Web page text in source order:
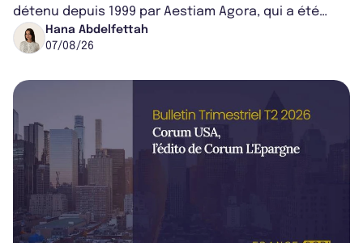
détenu depuis 1999 par Aestiam Agora, qui a été
cédé avec une plus-value...
Hana Abdelfettah
07/08/26